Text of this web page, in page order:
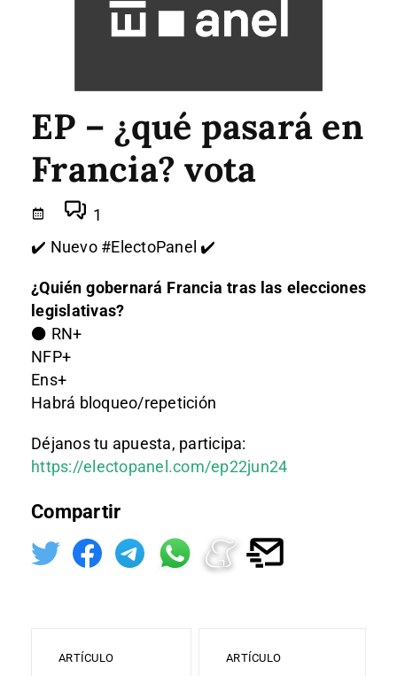
EP – ¿qué pasará en
Francia? vota
1
✔️ Nuevo #ElectoPanel ✔️
¿Quién gobernará Francia tras las elecciones
legislativas?
⚫ RN+
NFP+
Ens+
Habrá bloqueo/repetición
Déjanos tu apuesta, participa:
https://electopanel.com/ep22jun24
Compartir
ARTÍCULO
ARTÍCULO